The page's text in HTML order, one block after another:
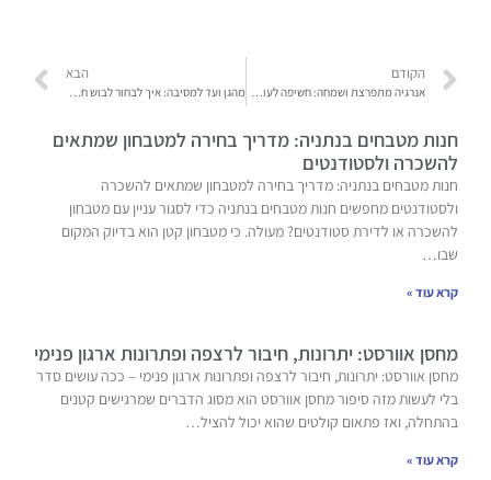
הקודם
אנרגיה מתפרצת ושמחה: חשיפה לעולם ההפעלות הספורטיביות שילדים פשוט מתים עליהן
הבא
מהגן ועד למסיבה: איך לבחור לבוש חכם וטרנדי לילדים לכל אירוע
חנות מטבחים בנתניה: מדריך בחירה למטבחון שמתאים
להשכרה ולסטודנטים
חנות מטבחים בנתניה: מדריך בחירה למטבחון שמתאים להשכרה
ולסטודנטים מחפשים חנות מטבחים בנתניה כדי לסגור עניין עם מטבחון
להשכרה או לדירת סטודנטים? מעולה. כי מטבחון קטן הוא בדיוק המקום
שבו…
קרא עוד »
מחסן אוורסט: יתרונות, חיבור לרצפה ופתרונות ארגון פנימי
מחסן אוורסט: יתרונות, חיבור לרצפה ופתרונות ארגון פנימי – ככה עושים סדר
בלי לעשות מזה סיפור מחסן אוורסט הוא מסוג הדברים שמרגישים קטנים
בהתחלה, ואז פתאום קולטים שהוא יכול להציל…
קרא עוד »